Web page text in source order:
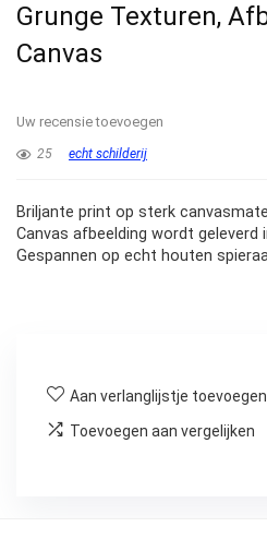
Grunge Texturen,
Canvas
Uw recensie toevoegen
25 echt schilderij
Briljante print op sterk
Canvas afbeelding wordt geleverd
Gespannen op echt houten
Aan verlanglijstje toevoegen
Toevoegen aan vergelijken